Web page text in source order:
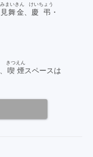
見舞金
みまいきん
、 慶弔
けいちょう
・
喫煙
きつえん
スペースは